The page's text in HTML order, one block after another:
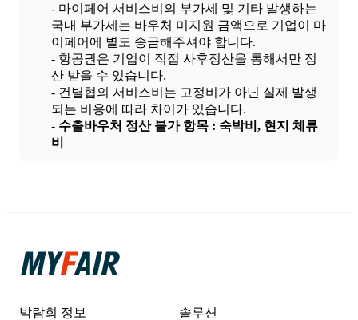
- 마이페어 서비스비의 부가세 및 기타 발생하는
국내 부가세는 바우처 미지원 금액으로 기업이 마
이페어에 별도 송금해주셔야 합니다.
- 항공권은 기업이 직접 사후정산을 통해서만 정
산 받을 수 있습니다.
- 건별협의 서비스비는 고정비가 아닌 실제 발생
되는 비용에 따라 차이가 있습니다.
- 수출바우처 정산 불가 항목 : 숙박비, 현지 체류
비
박람회 정보 솔루션